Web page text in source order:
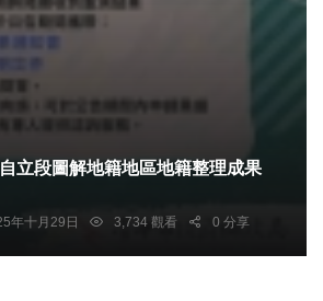
立段圖解地籍地區地籍整理成果
年十月29日 3,734 觀看 0 分享